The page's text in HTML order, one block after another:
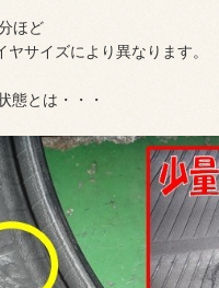
ほど
イズにより異なります。
態とは・・・